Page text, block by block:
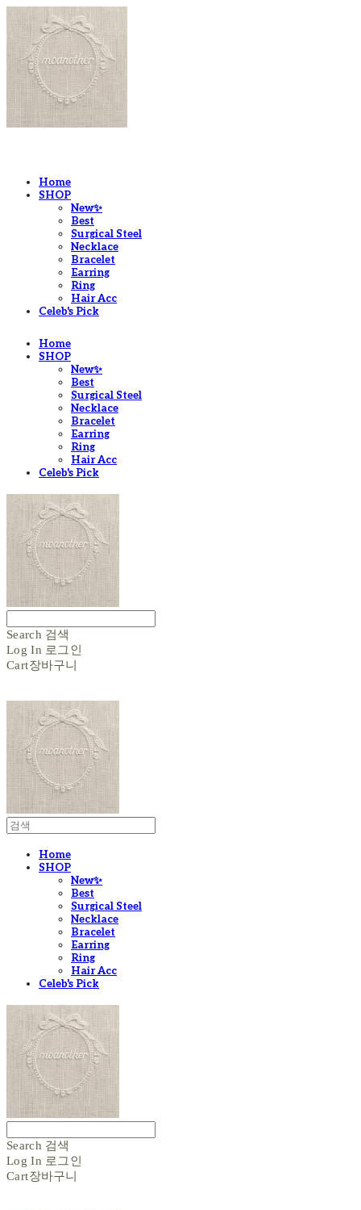
Home
SHOP
New✨
Best
Surgical Steel
Necklace
Bracelet
Earring
Ring
Hair Acc
Celeb's Pick
Home
SHOP
New✨
Best
Surgical Steel
Necklace
Bracelet
Earring
Ring
Hair Acc
Celeb's Pick
Search 검색
Log In 로그인
Cart장바구니
Home
SHOP
New✨
Best
Surgical Steel
Necklace
Bracelet
Earring
Ring
Hair Acc
Celeb's Pick
Search 검색
Log In 로그인
Cart장바구니